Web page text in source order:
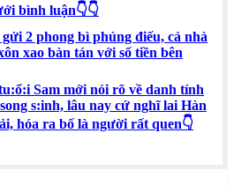
bình luận👇👇
2 phong bì phúng điếu, cả nhà
xao bàn tán với số tiền bên
Sam mới nói rõ về danh tính
s:inh, lâu nay cứ nghĩ lai Hàn
hóa ra bố là người rất quen👇